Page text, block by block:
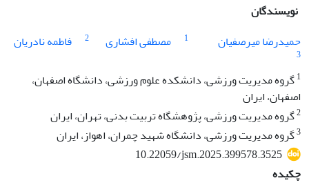
نویسندگان
حمیدرضا میرصفیان
1 مصطفی افشاری 2 فاطمه نادریان
3
1گروه مدیریت ورزشی، دانشکده علوم ورزشی، دانشگاه اصفهان،
اصفهان، ایران
2گروه مدیریت ورزشی، پژوهشگاه تربیت بدنی، تهران، ایران
3گروه مدیریت ورزشی، دانشگاه شهید چمران، اهواز، ایران
10.22059/jsm.2025.399578.3525
چکیده